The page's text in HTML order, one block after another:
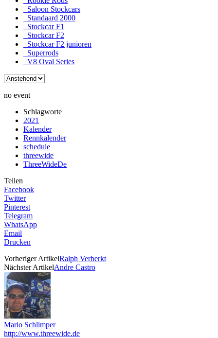
Saloon Stockcars
Standaard 2000
Stockcar F1
Stockcar F2
Stockcar F2 junioren
Superrods
V8 Oval Series
no event
Schlagworte
2021
Kalender
Rennkalender
schedule
threewide
ThreeWideDe
Teilen
Facebook
Twitter
Pinterest
Telegram
WhatsApp
Email
Drucken
Vorheriger ArtikelRalph Verberkt
Nächster ArtikelAndre Castro
Mario Schlimper
http://www.threewide.de